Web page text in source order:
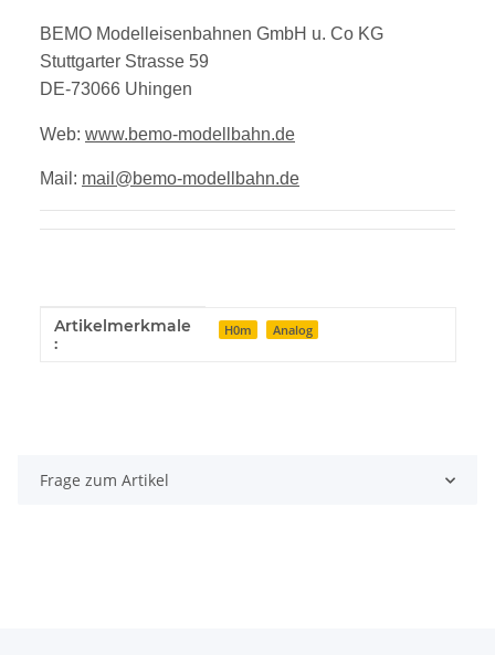
BEMO Modelleisenbahnen GmbH u. Co KG
Stuttgarter Strasse 59
DE-73066 Uhingen
Web: www.bemo-modellbahn.de
Mail: mail@bemo-modellbahn.de
Produkteigenschaft
Wert
Artikelmerkmale
:
H0m Analog
Frage zum Artikel